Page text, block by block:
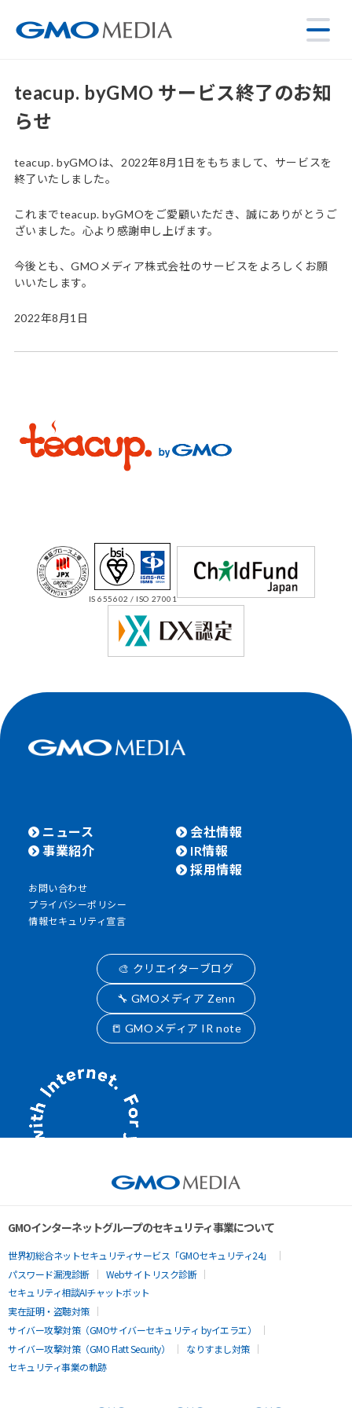
teacup. byGMO サービス終了のお知
らせ
teacup. byGMOは、2022年8月1日をもちまして、サービスを
終了いたしました。
これまでteacup. byGMOをご愛顧いただき、誠にありがとうご
ざいました。心より感謝申し上げます。
今後とも、GMOメディア株式会社のサービスをよろしくお願
いいたします。
2022年8月1日
IS 655602 / ISO 27001
ニュース
事業紹介
会社情報
IR情報
採用情報
お問い合わせ
プライバシーポリシー
情報セキュリティ宣言
🎨 クリエイターブログ
🔧 GMOメディア Zenn
📒 GMOメディア IR note
GMOインターネットグループのセキュリティ事業について
世界初総合ネットセキュリティサービス「GMOセキュリティ24」
パスワード漏洩診断
Webサイトリスク診断
セキュリティ相談AIチャットボット
実在証明・盗聴対策
サイバー攻撃対策（GMOサイバーセキュリティ byイエラエ）
サイバー攻撃対策（GMO Flatt Security）
なりすまし対策
セキュリティ事業の軌跡